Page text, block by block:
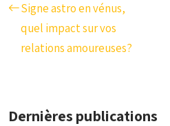
Signe astro en vénus,
quel impact sur vos
relations amoureuses?
Dernières publications